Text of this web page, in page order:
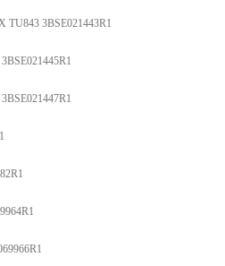
3BSE021443R1